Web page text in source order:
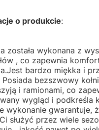
o produkcie:
została wykonana z
, co zapewnia
bardzo miękka i
bezszwowy
i ramionami, co
wygląd i podkreśla
wykonanie gwarantuje,
służyć przez wiele